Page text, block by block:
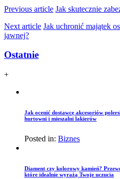
Previous article Jak skutecznie
Next article Jak uchronić majątek
jawnej?
Ostatnie
+
Jak ocenić dostawcę akcesoriów
hurtowni i mieszalni lakierów
Posted in: Biznes
Diament czy kolorowy kamień?
które idealnie wyrażą Twoje uczucia